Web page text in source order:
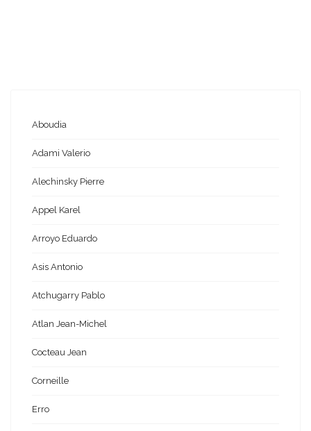
Aboudia
Adami Valerio
Alechinsky Pierre
Appel Karel
Arroyo Eduardo
Asis Antonio
Atchugarry Pablo
Atlan Jean-Michel
Cocteau Jean
Corneille
Erro